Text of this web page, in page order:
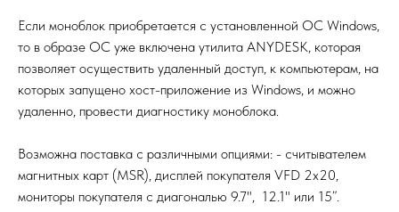
Если моноблок приобретается с установленной ОС Windows,
то в образе ОС уже включена утилита ANYDESK, которая
позволяет осуществить удаленный доступ, к компьютерам, на
которых запущено хост-приложение из Windows, и можно
удаленно, провести диагностику моноблока.
Возможна поставка с различными опциями: - считывателем
магнитных карт (MSR), дисплей покупателя VFD 2x20,
мониторы покупателя с диагональю 9.7", 12.1" или 15”.